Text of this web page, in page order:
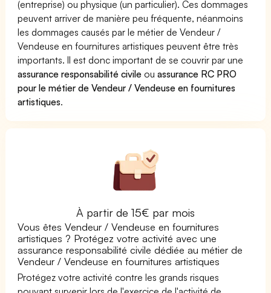
(entreprise) ou physique (un particulier). Ces dommages
peuvent arriver de manière peu fréquente, néanmoins
les dommages causés par le métier de Vendeur /
Vendeuse en fournitures artistiques peuvent être très
importants. Il est donc important de se couvrir par une
assurance responsabilité civile ouassurance RC PRO
pour le métier de Vendeur / Vendeuse en fournitures
artistiques.
À partir de 15€ par mois
Vous êtes Vendeur / Vendeuse en fournitures
artistiques ? Protégez votre activité avec une
assurance responsabilité civile dédiée au métier de
Vendeur / Vendeuse en fournitures artistiques
Protégez votre activité contre les grands risques